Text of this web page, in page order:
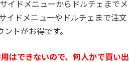
イドメニューからドルチェまでメ
イドメニューやドルチェまで注文
トがお得です。
はできないので、何人かで買い出